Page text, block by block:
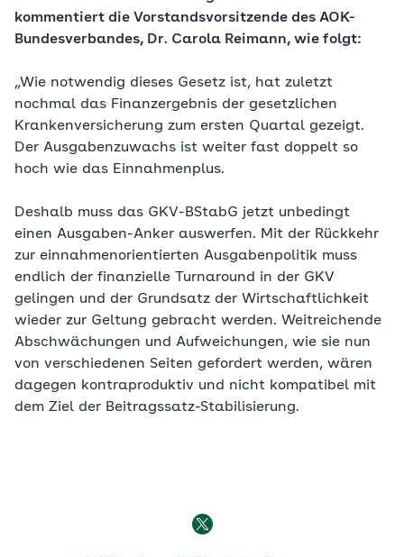
kommentiert die Vorstandsvorsitzende des AOK-
Bundesverbandes, Dr. Carola Reimann, wie folgt:
„Wie notwendig dieses Gesetz ist, hat zuletzt
nochmal das Finanzergebnis der gesetzlichen
Krankenversicherung zum ersten Quartal gezeigt.
Der Ausgabenzuwachs ist weiter fast doppelt so
hoch wie das Einnahmenplus.
Deshalb muss das GKV-BStabG jetzt unbedingt
einen Ausgaben-Anker auswerfen. Mit der Rückkehr
zur einnahmenorientierten Ausgabenpolitik muss
endlich der finanzielle Turnaround in der GKV
gelingen und der Grundsatz der Wirtschaftlichkeit
wieder zur Geltung gebracht werden. Weitreichende
Abschwächungen und Aufweichungen, wie sie nun
von verschiedenen Seiten gefordert werden, wären
dagegen kontraproduktiv und nicht kompatibel mit
dem Ziel der Beitragssatz-Stabilisierung.